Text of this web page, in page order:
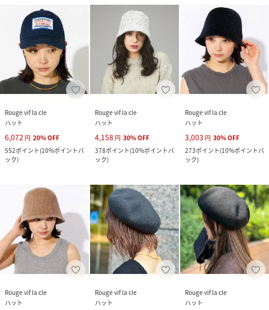
Rouge vif la cle
ハット
6,072 円 20%OFF
552ポイント(10%ポイントバ
ック)
Rouge vif la cle
ハット
4,158 円 30%OFF
378ポイント(10%ポイントバ
ック)
Rouge vif la cle
ハット
3,003 円 30%OFF
273ポイント(10%ポイントバ
ック)
Rouge vif la cle
ハット
Rouge vif la cle
ハット
Rouge vif la cle
ハット